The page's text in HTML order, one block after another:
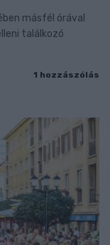
másfél órával
találkozó
1 hozzászólás